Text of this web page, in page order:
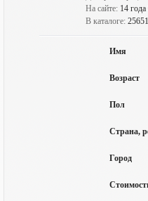
На сайте: 14
В каталоге:
Имя
Возраст
Пол
Страна,
Город